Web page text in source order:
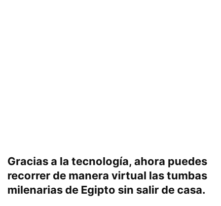
Gracias a la tecnología, ahora puedes
recorrer de manera virtual las tumbas
milenarias de Egipto sin salir de casa.